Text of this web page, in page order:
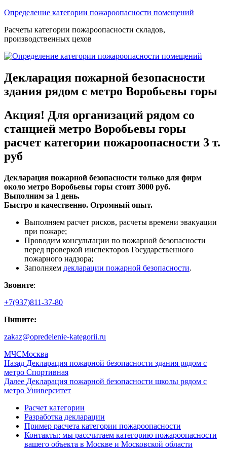
Перейти
содержимому
Определение категории пожароопасности помещений
Расчеты категории пожароопасности складов,
производственных цехов
Декларация пожарной безопасности
здания рядом с метро Воробьевы горы
Акция! Для организаций рядом со
станцией метро Воробьевы горы
расчет категории пожароопасности 3 т.
руб
Декларация пожарной безопасности только для фирм
около метро Воробьевы горы стоит 3000 руб.
Выполним за 1 день.
Быстро и качественно. Огромный опыт.
Выполняем расчет рисков, расчеты времени эвакуации
при пожаре;
Проводим консультации по пожарной безопасности
перед проверкой инспекторов Государственного
пожарного надзора;
Заполняем декларации пожарной безопасности.
Звоните:
+7(937)811-37-80
Пишите:
zakaz@opredelenie-kategorii.ru
Автор
МЧСОпубликовано
Рубрики
Москва
Навигация
по
записям
Назад Предыдущая
запись:
Декларация пожарной безопасности здания рядом с
метро Спортивная
Далее Следующая
запись:
Декларация пожарной безопасности школы рядом с
метро Университет
Расчет категории
Разработка декларации
Пример расчета категории пожароопасности
Контакты: мы рассчитаем категорию пожароопасности
вашего объекта в Москве и Московской области